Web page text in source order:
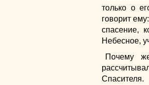
только о
говорит
спасение,
Небесное,
Почему